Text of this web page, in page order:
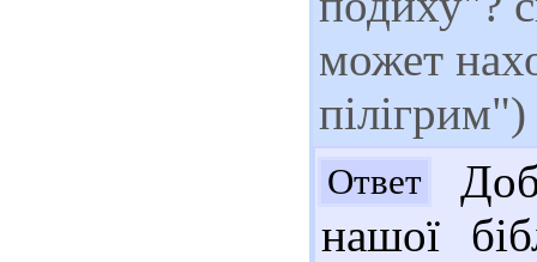
может
пілігрим")
Ответ
нашої